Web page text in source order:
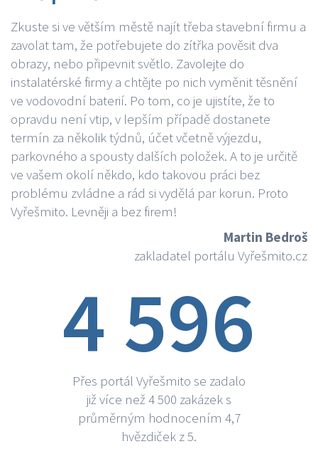
Zkuste si ve větším městě najít třeba stavební firmu a
zavolat tam, že potřebujete do zítřka pověsit dva
obrazy, nebo připevnit světlo. Zavolejte do
instalatérské firmy a chtějte po nich vyměnit těsnění
ve vodovodní baterií. Po tom, co je ujistíte, že to
opravdu není vtip, v lepším případě dostanete
termín za několik týdnů, účet včetně výjezdu,
parkovného a spousty dalších položek. A to je určitě
ve vašem okolí někdo, kdo takovou práci bez
problému zvládne a rád si vydělá par korun. Proto
Vyřešmito. Levněji a bez firem!
Martin Bedroš
zakladatel portálu Vyřešmito.cz
4 596
Přes portál Vyřešmito se zadalo
již více než 4 500 zakázek s
průměrným hodnocením 4,7
hvězdiček z 5.